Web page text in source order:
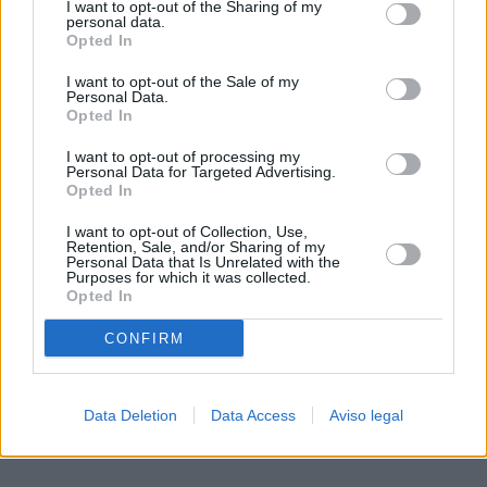
de su consentimiento, pero usted tiene el derecho de
rechazar tal procesamiento. Sus preferencias se aplicarán
cualquier momento entrando de nuevo en este sitio web o
visitando nuestra política de privacidad.
I want to opt-out of the Sharing of my
personal data.
Opted In
I want to opt-out of the Sale of my
Personal Data.
Opted In
I want to opt-out of processing my
Personal Data for Targeted Advertising.
Opted In
I want to opt-out of Collection, Use,
Retention, Sale, and/or Sharing of my
Personal Data that Is Unrelated with the
Purposes for which it was collected.
Opted In
CONFIRM
Data Deletion Data Access Aviso legal